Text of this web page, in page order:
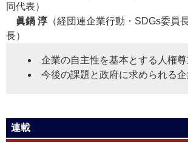
同代表）
眞鍋 淳 （経団連企業行動・SDGs委員
長）
企業の自主性を基本とする人権
今後の課題と政府に求められる
連載